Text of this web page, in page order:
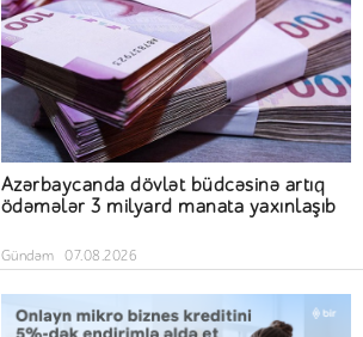
Azərbaycanda dövlət büdcəsinə artıq
ödəmələr 3 milyard manata yaxınlaşıb
Gündəm 07.08.2026